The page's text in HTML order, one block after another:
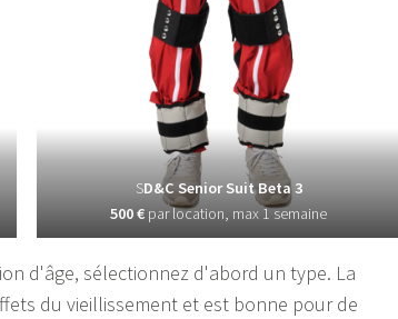
SD&C Senior Suit Beta 3
500 € par location, max 1 semaine
d'âge, sélectionnez d'abord un type. La
du vieillissement et est bonne pour de